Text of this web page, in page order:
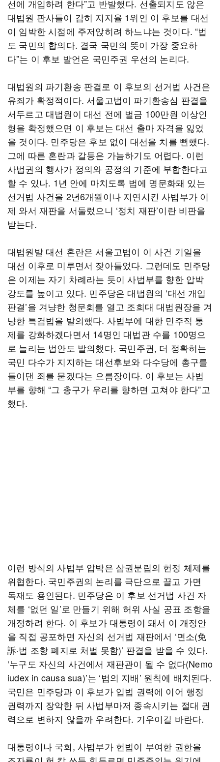
선에 개입하려 한다”고 반발했다. 선출되지도 않은
대법원 판사들이 감히 지지율 1위인 이 후보를 대선
이 임박한 시점에 주저앉히려 하느냐는 것이다. “법
도 국민의 합의다. 결국 국민의 뜻이 가장 중요하
다”는 이 후보 발언은 국민주권 우선의 논리다.
대법원의 파기환송 판결로 이 후보의 선거법 사건은
유죄가 확정적이다. 서울고법이 파기환송심 판결을
서두르고 대법원이 대선 전에 벌금 100만원 이상인
형을 확정했으면 이 후보는 대선 출마 자격을 잃었
을 것이다. 민주당은 후보 없이 대선을 치를 뻔했다.
그에 따른 혼란과 갈등은 가늠하기도 어렵다. 이런
사법권의 행사가 정의와 공정의 기준에 부합한다고
할 수 있나. 1년 안에 마치도록 법에 명문화돼 있는
선거법 사건을 2년6개월이나 지연시킨 사법부가 이
제 와서 재판을 서둘렀으니 ‘정치 재판’이란 비판을
받는다.
대법원발 대선 혼란은 서울고법이 이 사건 기일을
대선 이후로 미루면서 잦아들었다. 그런데도 민주당
은 이제는 자기 차례라는 듯이 사법부를 향한 압박
강도를 높이고 있다. 민주당은 대법원의 ‘대선 개입
판결’을 겨냥한 청문회를 열고 조희대 대법원장을 겨
냥한 특검법을 발의했다. 사법부에 대한 민주적 통
제를 강화하겠다면서 14명인 대법관 수를 100명으
로 늘리는 법안도 발의했다. 국민주권, 더 정확히는
국민 다수가 지지하는 대선후보와 다수당에 총구를
들이댄 죄를 묻겠다는 으름장이다. 이 후보는 사법
부를 향해 “그 총구가 우리를 향하면 고쳐야 한다”고
했다.
이런 방식의 사법부 압박은 삼권분립의 헌정 체제를
위협한다. 국민주권의 논리를 극단으로 끌고 가면
독재도 용인된다. 민주당은 이 후보 선거법 사건 자
체를 ‘없던 일’로 만들기 위해 허위 사실 공표 조항을
개정하려 한다. 이 후보가 대통령이 돼서 이 개정안
을 직접 공포하면 자신의 선거법 재판에서 ‘면소(免
訴·법 조항 폐지로 처벌 못함)’ 판결을 받을 수 있다.
‘누구도 자신의 사건에서 재판관이 될 수 없다(Nemo
iudex in causa sua)’는 ‘법의 지배’ 원칙에 배치된다.
국민은 민주당과 이 후보가 입법 권력에 이어 행정
권력까지 장악한 뒤 사법부마저 종속시키는 절대 권
력으로 변하지 않을까 우려한다. 기우이길 바란다.
대통령이나 국회, 사법부가 헌법이 부여한 권한을